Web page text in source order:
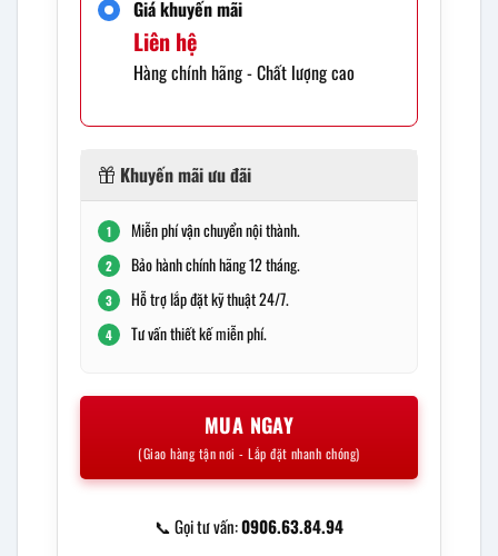
Giá khuyến mãi
Liên hệ
Hàng chính hãng - Chất lượng cao
Khuyến mãi ưu đãi
1 Miễn phí vận chuyển nội thành.
2 Bảo hành chính hãng 12 tháng.
3 Hỗ trợ lắp đặt kỹ thuật 24/7.
4 Tư vấn thiết kế miễn phí.
MUA NGAY
(Giao hàng tận nơi - Lắp đặt nhanh chóng)
📞 Gọi tư vấn:0906.63.84.94